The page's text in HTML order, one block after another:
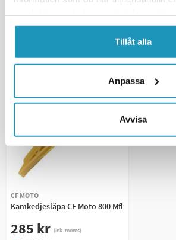
Tillåt alla
Anpassa
Avvisa
+ LÄGG I KUNDVAGN +
CF MOTO
Kamkedjesläpa CF Moto 800 Mfl
285 kr (ink. moms)